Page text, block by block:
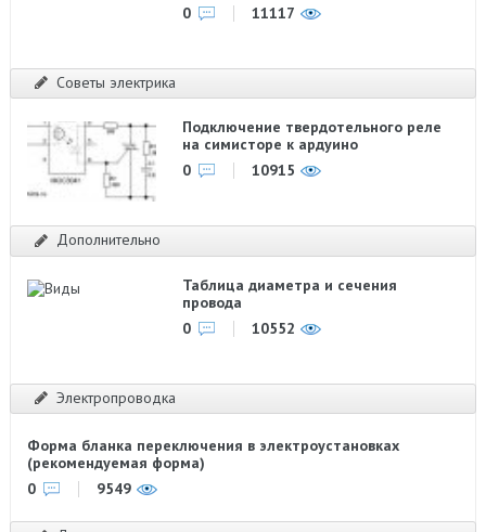
0 11117
Советы электрика
Подключение твердотельного реле
на симисторе к ардуино
0
10915
Дополнительно
Таблица диаметра и сечения
провода
0
10552
Электропроводка
Форма бланка переключения в электроустановках
(рекомендуемая форма)
0
9549